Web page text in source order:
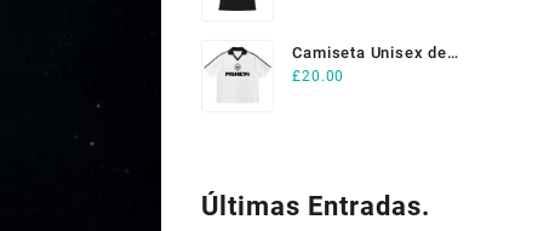
Camiseta Unisex de
Adulto de Fútbol blanca
£20.00
Últimas Entradas.